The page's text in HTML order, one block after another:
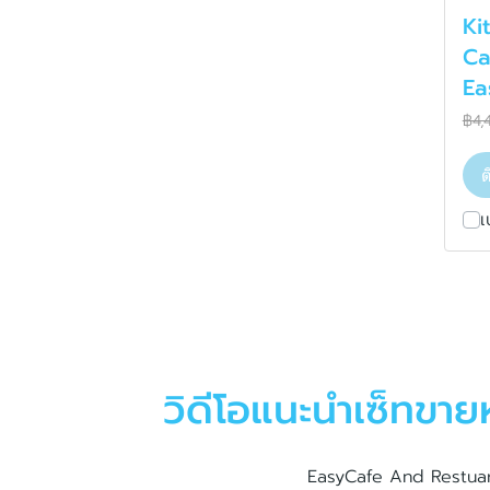
฿
วิดีโอแนะนำเซ็ทข
EasyCafe And